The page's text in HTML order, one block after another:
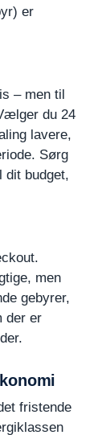
er
– men til
du 24
lavere,
Sørg
dit budget,
men
gebyrer,
der er
fristende